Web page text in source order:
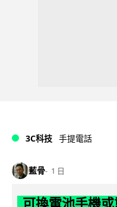
3C科技 手提電話
藍骨 1 日
可換電池手機